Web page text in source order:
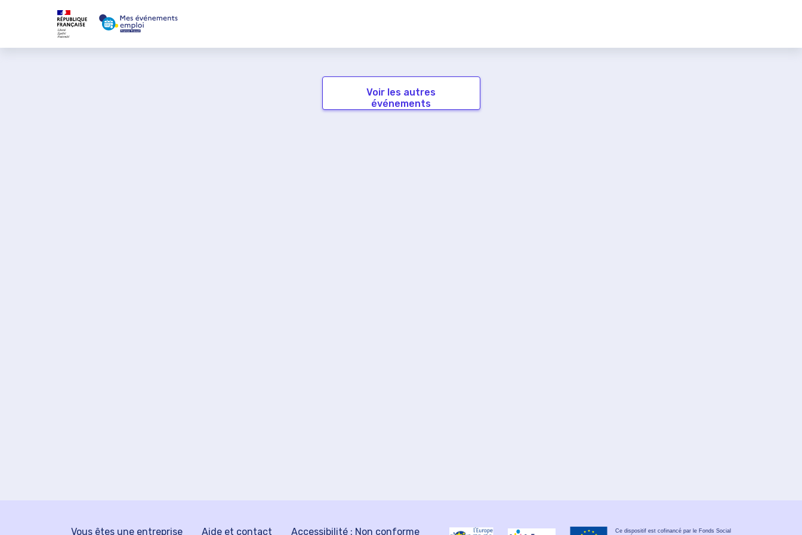
Voir les autres
événements
Vous êtes une entreprise Aide et contact Accessibilité : Non conforme
Ce dispositif est cofinancé par le Fonds Social